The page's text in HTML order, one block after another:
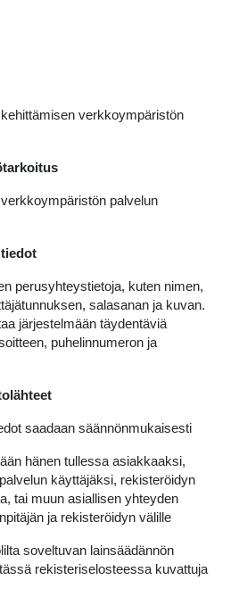
verkkoympäristön
palvelun
perusyhteystietoja, kuten nimen,
salasanan ja kuvan.
järjestelmään täydentäviä
puhelinnumeron ja
saadaan säännönmukaisesti
hänen tullessa asiakkaaksi,
käyttäjäksi, rekisteröidyn
tai muun asiallisen yhteyden
ja rekisteröidyn välille
soveltuvan lainsäädännön
rekisteriselosteessa kuvattuja